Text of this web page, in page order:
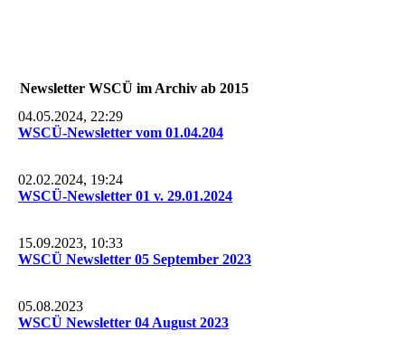
Newsletter WSCÜ im Archiv ab 2015
04.05.2024, 22:29
WSCÜ-Newsletter vom 01.04.204
02.02.2024, 19:24
WSCÜ-Newsletter 01 v. 29.01.2024
15.09.2023, 10:33
WSCÜ Newsletter 05 September 2023
05.08.2023
WSCÜ Newsletter 04 August 2023